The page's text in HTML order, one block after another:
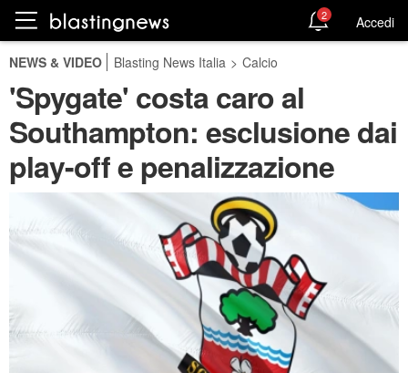
2 Accedi
NEWS & VIDEO Blasting News Italia > Calcio
'Spygate' costa caro al
Southampton: esclusione dai
play-off e penalizzazione